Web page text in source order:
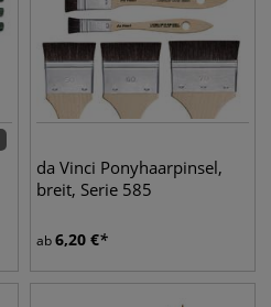
da Vinci Ponyhaarpinsel,
breit, Serie 585
ab6,20 €